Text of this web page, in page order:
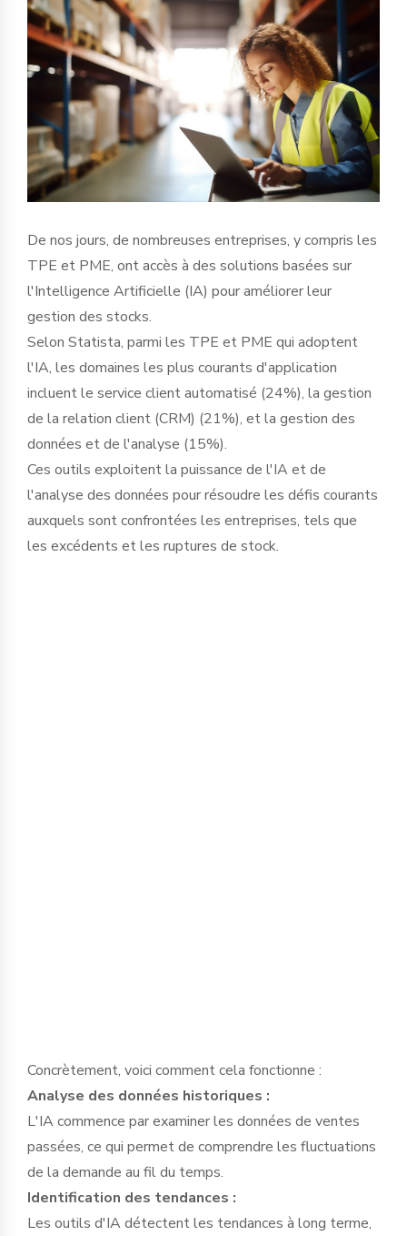
De nos jours, de nombreuses entreprises, y compris les
TPE et PME, ont accès à des solutions basées sur
l'Intelligence Artificielle (IA) pour améliorer leur
gestion des stocks.
Selon Statista, parmi les TPE et PME qui adoptent
l'IA, les domaines les plus courants d'application
incluent le service client automatisé (24%), la gestion
de la relation client (CRM) (21%), et la gestion des
données et de l'analyse (15%).
Ces outils exploitent la puissance de l'IA et de
l'analyse des données pour résoudre les défis courants
auxquels sont confrontées les entreprises, tels que
les excédents et les ruptures de stock.
Concrètement, voici comment cela fonctionne :
Analyse des données historiques :
L'IA commence par examiner les données de ventes
passées, ce qui permet de comprendre les fluctuations
de la demande au fil du temps.
Identification des tendances :
Les outils d'IA détectent les tendances à long terme,